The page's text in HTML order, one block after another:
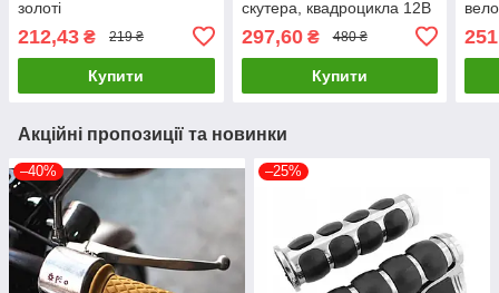
золоті
212,43 ₴ 219 ₴
Купити
скутера, квадроцикла 12В
297,60₴ 480 ₴
Купити
Акційні пропозиції та новинки
–40% –25%